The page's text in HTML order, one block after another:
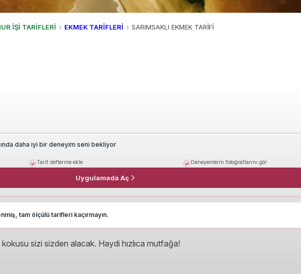
İŞİ TARİFLERİ EKMEK TARİFLERİ SARIMSAKLI EKMEK TARİFİ
daha iyi bir deneyim seni bekliyor
Tarif defterine ekle Deneyenlerin fotoğraflarını gör
Uygulamada Aç
tam ölçülü tarifleri kaçırmayın.
kokusu sizi sizden alacak. Haydi hızlıca mutfağa!